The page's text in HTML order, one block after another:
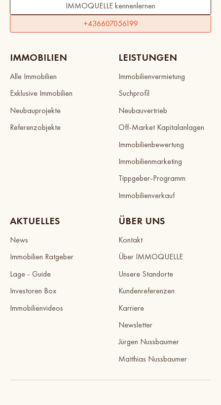
IMMOQUELLE kennenlernen
+436607056199
IMMOBILIEN
Alle Immobilien
Exklusive Immobilien
Neubauprojekte
Referenzobjekte
LEISTUNGEN
Immobilienvermietung
Suchprofil
Neubauvertrieb
Off-Market Kapitalanlagen
Immobilienbewertung
Immobilienmarketing
Tippgeber-Programm
Immobilienverkauf
AKTUELLES
News
Immobilien Ratgeber
Lage - Guide
Investoren Box
Immobilienvideos
ÜBER UNS
Kontakt
Über IMMOQUELLE
Unsere Standorte
Kundenreferenzen
Karriere
Newsletter
Jürgen Nussbaumer
Matthias Nussbaumer